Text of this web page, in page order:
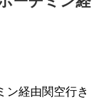
ン経由関空行き